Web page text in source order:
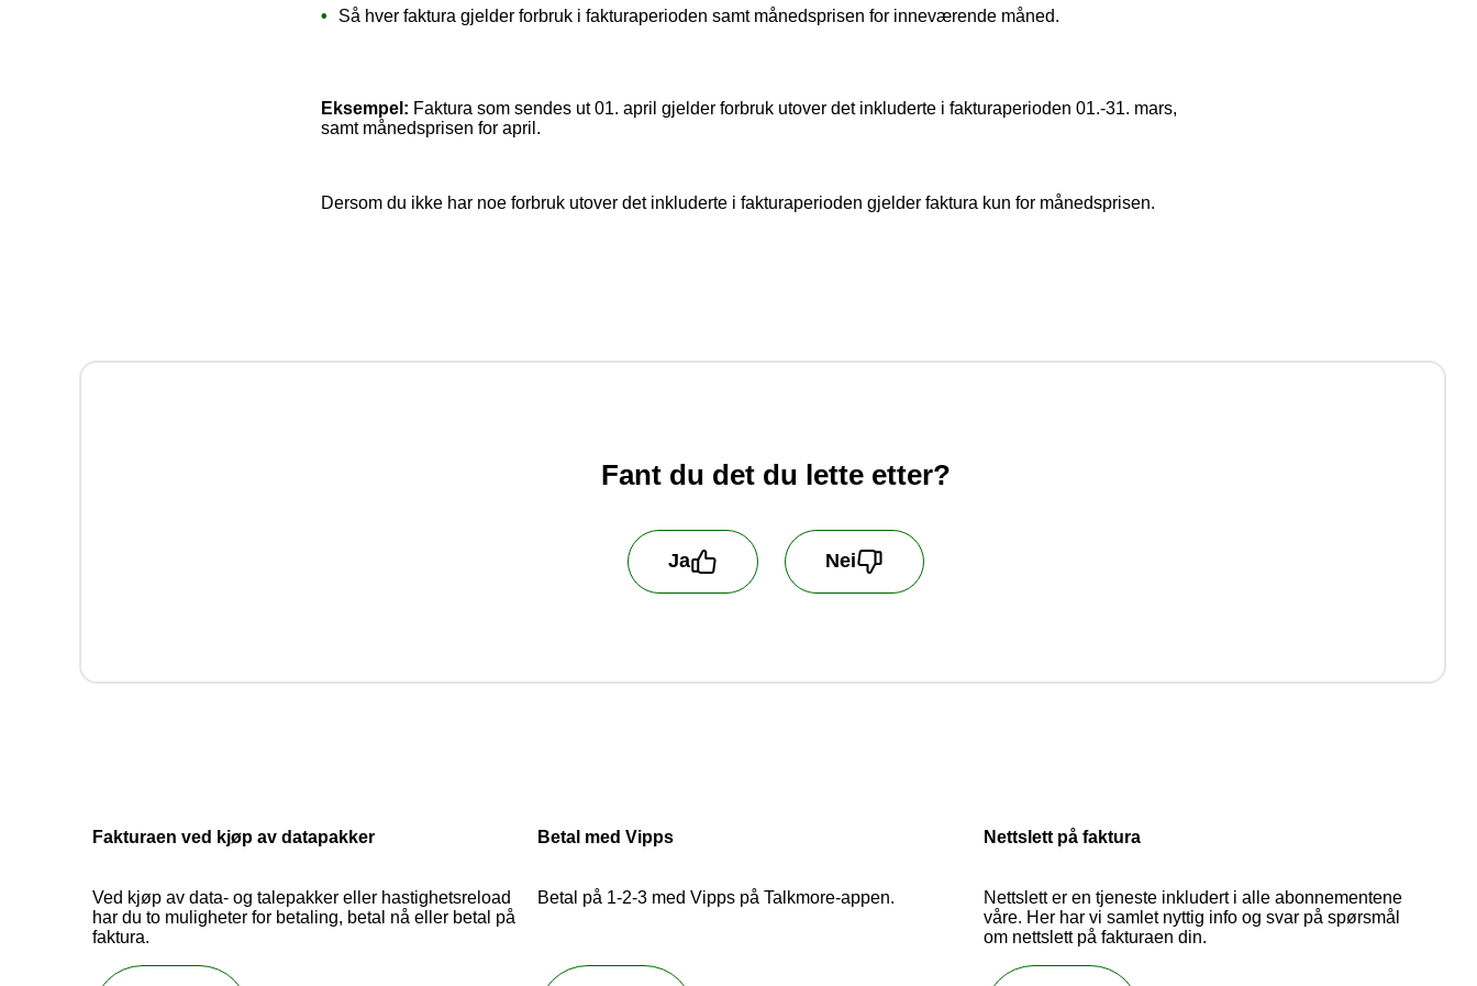
Så hver faktura gjelder forbruk i fakturaperioden samt månedsprisen for inneværende måned.
Eksempel: Faktura som sendes ut 01. april gjelder forbruk utover det inkluderte i fakturaperioden 01.-31. mars,
samt månedsprisen for april.
Dersom du ikke har noe forbruk utover det inkluderte i fakturaperioden gjelder faktura kun for månedsprisen.
Fant du det du lette etter?
Ja Nei
Hjelp oss å bli bedre! Fortell oss hva du er misfornøyd med! Vi
Fakturaen ved kjøp av datapakker
Ved kjøp av data- og talepakker eller hastighetsreload
har du to muligheter for betaling, betal nå eller betal på
faktura.
Betal med Vipps
Betal på 1-2-3 med Vipps på Talkmore-appen.
Nettslett på faktura
Nettslett er en tjeneste inkludert i alle abonnementene
våre. Her har vi samlet nyttig info og svar på spørsmål
om nettslett på fakturaen din.